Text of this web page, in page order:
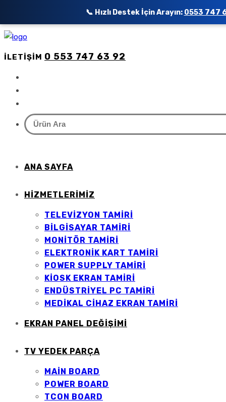
İLETIŞIM 0 553 747 63 92
ANA SAYFA
HIZMETLERIMIZ
TELEVIZYON TAMIRI
BILGISAYAR TAMIRI
MONITÖR TAMIRI
ELEKTRONIK KART TAMIRI
POWER SUPPLY TAMIRI
KIOSK EKRAN TAMIRI
ENDÜSTRIYEL PC TAMIRI
MEDIKAL CIHAZ EKRAN TAMIRI
EKRAN PANEL DEĞİŞİMİ
TV YEDEK PARÇA
MAİN BOARD
POWER BOARD
TCON BOARD
📞 Hızlı Destek İçin Arayın: 0553 747